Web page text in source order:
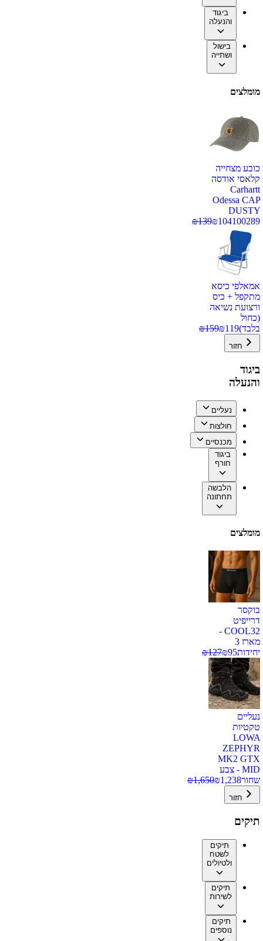
ביגוד
והנעלה
בישול
ושתייה
מומלצים
כובע מצחייה
קלאסי אודסה
Carhartt
Odessa CAP
DUSTY
100289
₪104
₪139
אמאלפי כיסא
מתקפל + כיס
ורצועת נשיאה
(כחול
בלבד)
₪119
₪159
חזור
ביגוד
והנעלה
נעליים
חולצות
מכנסיים
ביגוד
חורף
הלבשה
תחתונה
מומלצים
בוקסר
דרייפיט
COOL32 -
מארז 3
יחידות
₪95
₪127
נעליים
טקטיות
LOWA
ZEPHYR
MK2 GTX
MID - צבע
שחור
₪1,238
₪1,650
חזור
תיקים
תיקים
לשטח
ולטיולים
תיקים
לשירות
תיקים
נוספים